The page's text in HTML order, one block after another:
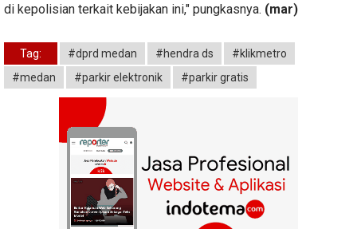
di kepolisian terkait kebijakan ini," pungkasnya. (mar)
Tag: #dprd medan #hendra ds
#klikmetro
#medan
#parkir elektronik #parkir gratis